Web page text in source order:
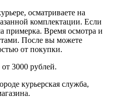
осматриваете на
комплектации. Если
примерка. Время осмотра и
После вы можете
от покупки.
от 3000 рублей.
курьерская служба,